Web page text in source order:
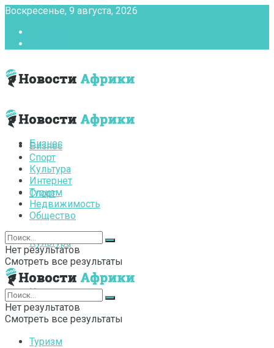
Воскресенье, 9 августа, 2026
Бизнес
Спорт
Культура
Интернет
Туризм
Бизнес
Спорт
Культура
Интернет
Туризм
Недвижимость
Общество
Нет результатов
Смотреть все результаты
Нет результатов
Смотреть все результаты